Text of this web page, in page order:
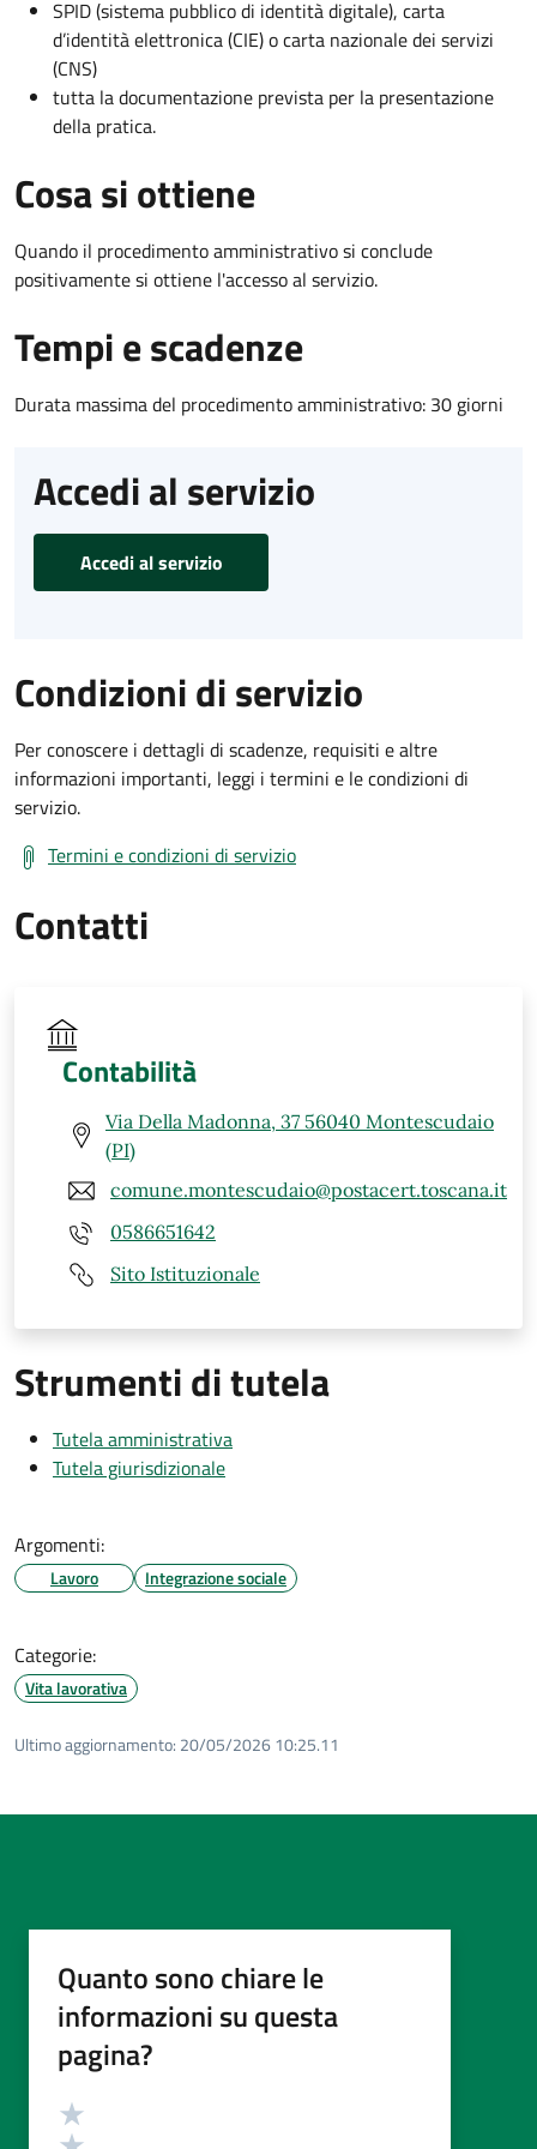
SPID (sistema pubblico di identità digitale), carta
d’identità elettronica (CIE) o carta nazionale dei servizi
(CNS)
tutta la documentazione prevista per la presentazione
della pratica.
Cosa si ottiene
Quando il procedimento amministrativo si conclude
positivamente si ottiene l'accesso al servizio.
Tempi e scadenze
Durata massima del procedimento amministrativo: 30 giorni
Accedi al servizio
Accedi al servizio
Condizioni di servizio
Per conoscere i dettagli di scadenze, requisiti e altre
informazioni importanti, leggi i termini e le condizioni di
servizio.
Termini e condizioni di servizio
Contatti
Contabilità
Via Della Madonna, 37 56040 Montescudaio
(PI)
comune.montescudaio@postacert.toscana.it
0586651642
Sito Istituzionale
Strumenti di tutela
Tutela amministrativa
Tutela giurisdizionale
Argomenti:
Lavoro Integrazione sociale
Categorie:
Vita lavorativa
Ultimo aggiornamento: 20/05/2026 10:25.11
Quanto sono chiare le
informazioni su questa
pagina?
Valutazione